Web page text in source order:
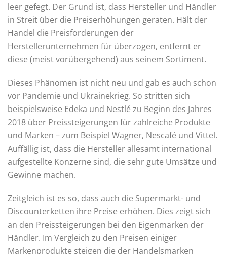
leer gefegt. Der Grund ist, dass Hersteller und Händler
in Streit über die Preiserhöhungen geraten. Hält der
Handel die Preisforderungen der
Herstellerunternehmen für überzogen, entfernt er
diese (meist vorübergehend) aus seinem Sortiment.
Dieses Phänomen ist nicht neu und gab es auch schon
vor Pandemie und Ukrainekrieg. So stritten sich
beispielsweise Edeka und Nestlé zu Beginn des Jahres
2018 über Preissteigerungen für zahlreiche Produkte
und Marken – zum Beispiel Wagner, Nescafé und Vittel.
Auffällig ist, dass die Hersteller allesamt international
aufgestellte Konzerne sind, die sehr gute Umsätze und
Gewinne machen.
Zeitgleich ist es so, dass auch die Supermarkt- und
Discounterketten ihre Preise erhöhen. Dies zeigt sich
an den Preissteigerungen bei den Eigenmarken der
Händler. Im Vergleich zu den Preisen einiger
Markenprodukte steigen die der Handelsmarken